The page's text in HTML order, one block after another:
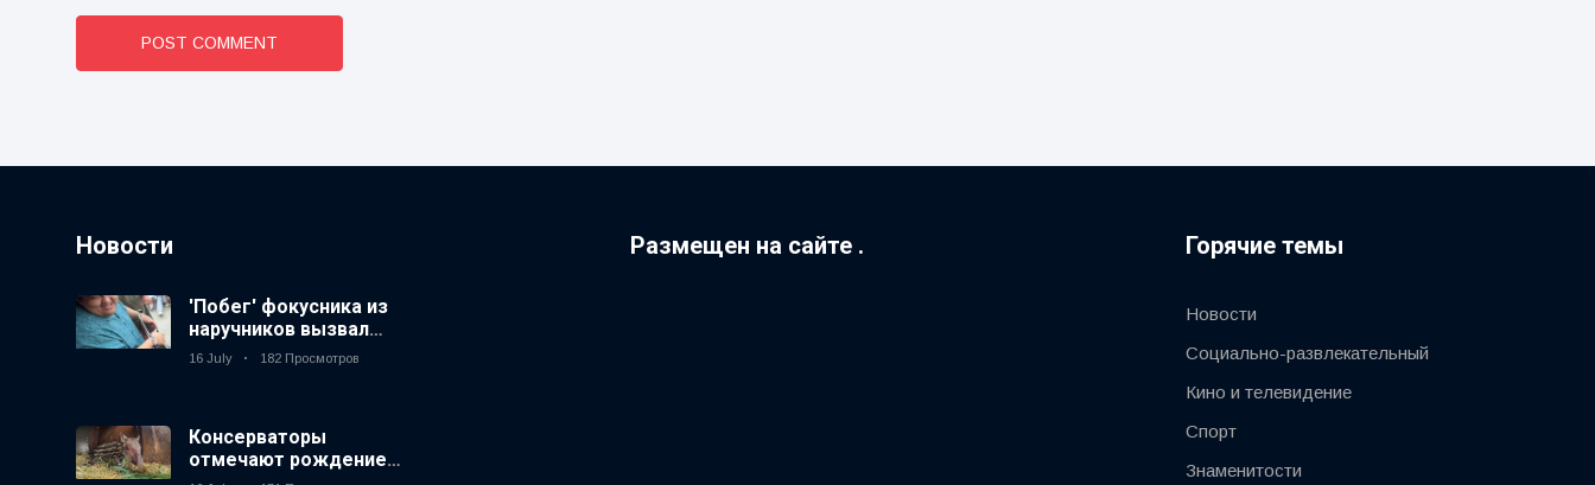
POST COMMENT
Новости
'Побег' фокусника из
наручников вызвал
смех у аудитории
16 July 182 Просмотров
Консерваторы
отмечают рождение
Размещен на сайте . Горячие темы
Новости
Социально-развлекательный
Кино и телевидение
Спорт
Знаменитости